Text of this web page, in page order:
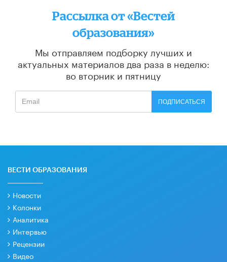
Рассылка от «Вестей
образования»
Мы отправляем подборку лучших и
актуальных материалов два раза в неделю:
во вторник и пятницу
ПОДПИСАТЬСЯ
ВЕСТИ ОБРАЗОВАНИЯ
Новости
Колонки
Аналитика
Интервью
Рецензии
Видео